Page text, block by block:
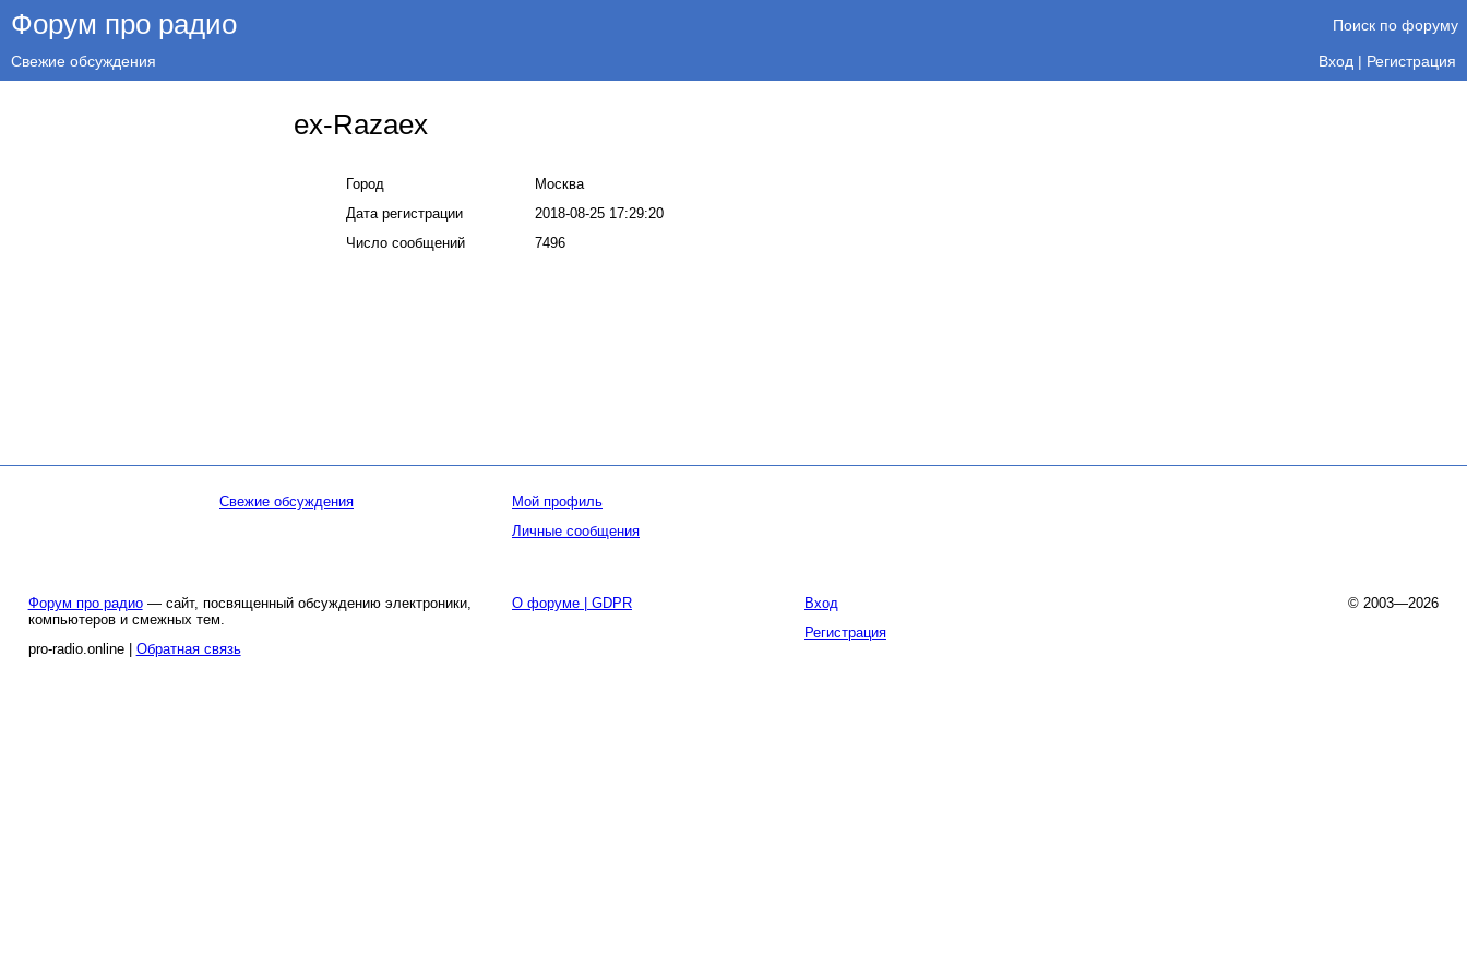
Форум про радио Поиск по форуму
Свежие обсуждения Вход | Регистрация
ex-Razaex
Город
Москва
Дата регистрации
2018-08-25 17:29:20
Число сообщений
7496
Свежие обсуждения
Мой профиль
Личные сообщения
Форум про радио— сайт, посвященный обсуждению электроники,
компьютеров и смежных тем.
pro-radio.online | Обратная связь
О форуме | GDPR
Вход
Регистрация
© 2003—2026